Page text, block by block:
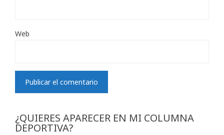
Web
¿QUIERES APARECER EN MI COLUMNA
DEPORTIVA?